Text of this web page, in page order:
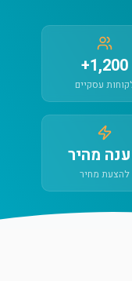
1,200+
עסקיים
מהיר
להצעת מחיר